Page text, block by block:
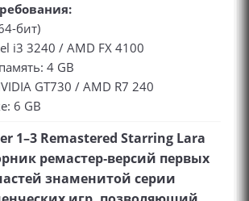
бит)
i3 3240 / AMD FX 4100
4 GB
GT730 / AMD R7 240
6 GB
1–3 Remastered Starring Lara
ремастер‑версий первых
знаменитой серии